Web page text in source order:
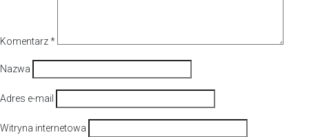
Komentarz*
Nazwa
Adres e-mail
Witryna internetowa